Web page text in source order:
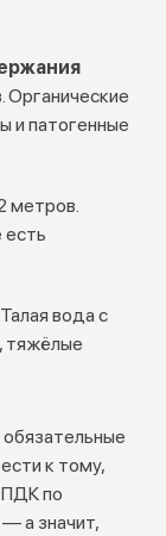
и патогенные
метров.
есть
вода с
тяжёлые
к тому,
ПДК по
а значит,